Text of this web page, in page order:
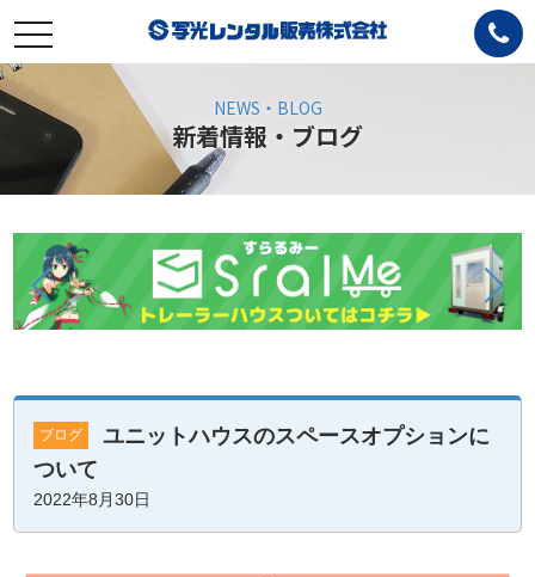
toggle
navigation
NEWS・BLOG
新着情報・ブログ
ブログ
ユニットハウスのスペースオプションに
ついて
2022年8月30日